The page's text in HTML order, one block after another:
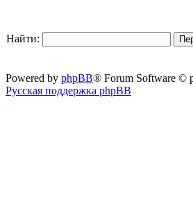
Найти:
Powered by phpBB® Forum Software ©
Русская поддержка phpBB